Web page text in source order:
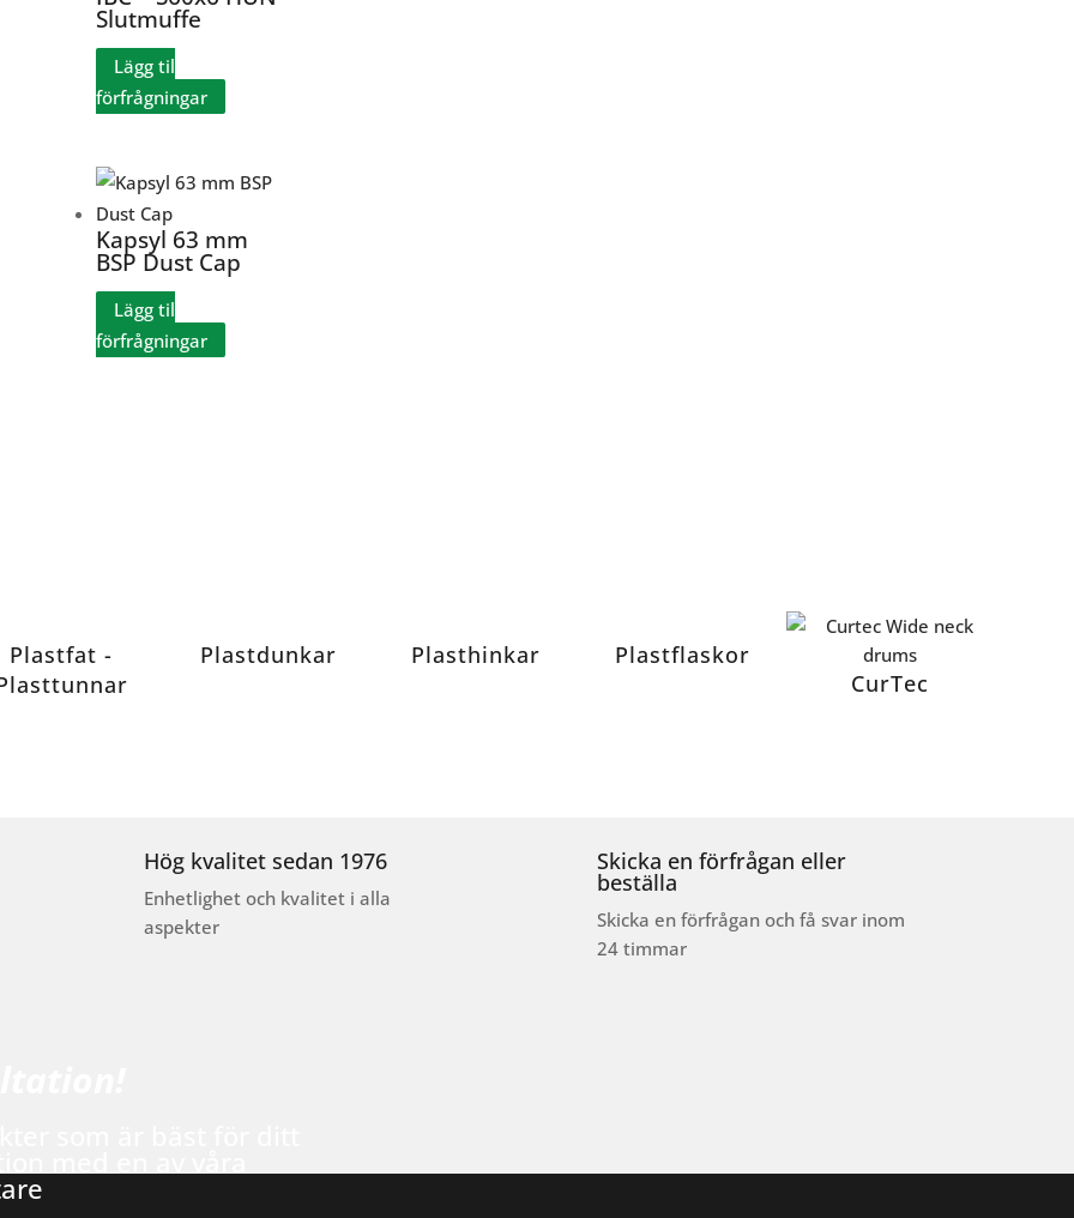
Slutmuffe
Lägg til
förfrågningar
Kapsyl 63 mm
BSP Dust Cap
Lägg til
förfrågningar
Plastfat -
Plastdunkar Plasthinkar
Plastflaskor
CurTec
Hög kvalitet sedan 1976
Enhetlighet och kvalitet i alla
aspekter
Skicka en förfrågan eller
beställa
Skicka en förfrågan och få svar inom
24 timmar